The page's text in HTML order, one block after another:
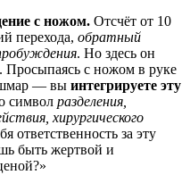
с ножом. Отсчёт от 10
перехода, обратный
. Но здесь он
. Просыпаясь с ножом в руке
— вы интегрируете эту
символ разделения,
хирургического
ответственность за эту
быть жертвой и